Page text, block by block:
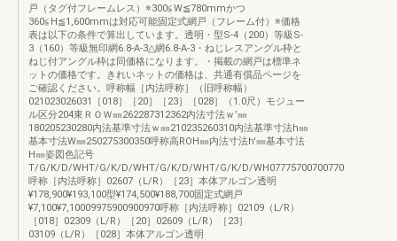
戸（タグ付フレームレス）※300≦W≦780mmかつ
360≦H≦1,600mmは対応可能固定式網戸（フレーム付）※価格
表は以下の条件で算出しています。透明・型S-4（200）等級S-
3（160）等級無印網6.8-A-3△網6.8-A-3・ねじレスアングル枠と
ねじ付アングル枠は同価格になります。・掲載の網戸は標準ネ
ットの価格です。きれいネットの価格は、共通有償品ページを
ご確認ください。呼称幅［内法呼称］（旧呼称幅）
021023026031［018］［20］［23］［028］（1.0尺）モジュー
ル区分204東ＲＯＷ㎜262287312362内法寸法ｗ’㎜
180205230280内法基準寸法ｗ㎜210235260310内法基準寸法h㎜
基本寸法W㎜250275300350呼称高ROH㎜内法寸法h'㎜基本寸法
H㎜姿図色記号
T/G/K/D/WHT/G/K/D/WHT/G/K/D/WHT/G/K/D/WH07775700700770
呼称［内法呼称］02607（L/R）［23］本体アルゴン透明
¥178,900¥193,100型¥174,500¥188,700固定式網戸
¥7,100¥7,10009975900900970呼称［内法呼称］02109（L/R）
［018］02309（L/R）［20］02609（L/R）［23］
03109（L/R）［028］本体アルゴン透明